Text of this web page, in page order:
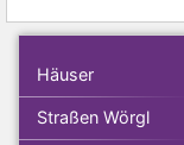
Häuser
Straßen Wörgl